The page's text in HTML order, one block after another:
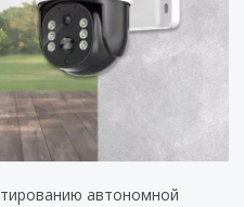
автономной